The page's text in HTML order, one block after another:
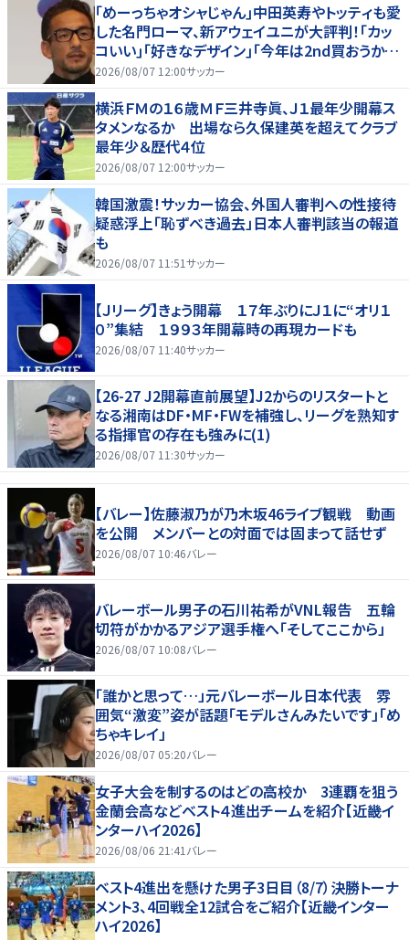
｢めーっちゃオシャじゃん｣中田英寿やトッティも愛
した名門ローマ、新アウェイユニが大評判！｢カッ
コいい｣｢好きなデザイン｣｢今年は2nd買おうか
な｣
2026/08/07 12:00サッカー
横浜ＦＭの１６歳ＭＦ三井寺眞、Ｊ１最年少開幕ス
タメンなるか 出場なら久保建英を超えてクラブ
最年少＆歴代４位
2026/08/07 12:00サッカー
韓国激震！サッカー協会、外国人審判への性接待
疑惑浮上「恥ずべき過去」日本人審判該当の報道
も
2026/08/07 11:51サッカー
【Ｊリーグ】きょう開幕 １７年ぶりにＪ１に“オリ１
０”集結 １９９３年開幕時の再現カードも
2026/08/07 11:40サッカー
【26-27 J2開幕直前展望】J2からのリスタートと
なる湘南はDF・MF・FWを補強し、リーグを熟知す
る指揮官の存在も強みに(1)
2026/08/07 11:30サッカー
【バレー】佐藤淑乃が乃木坂46ライブ観戦 動画
を公開 メンバーとの対面では固まって話せず
2026/08/07 10:46バレー
バレーボール男子の石川祐希がVNL報告 五輪
切符がかかるアジア選手権へ「そしてここから」
2026/08/07 10:08バレー
「誰かと思って…」元バレーボール日本代表 雰
囲気“激変”姿が話題「モデルさんみたいです」「め
ちゃキレイ」
2026/08/07 05:20バレー
女子大会を制するのはどの高校か 3連覇を狙う
金蘭会高などベスト４進出チームを紹介【近畿イ
ンターハイ2026】
2026/08/06 21:41 バレー
ベスト4進出を懸けた男子3日目（8/7）決勝トーナ
メント3、4回戦全12試合をご紹介【近畿インター
ハイ2026】